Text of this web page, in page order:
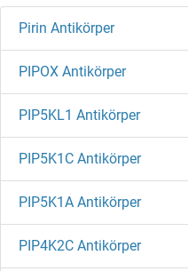
Pirin Antikörper
PIPOX Antikörper
PIP5KL1 Antikörper
PIP5K1C Antikörper
PIP5K1A Antikörper
PIP4K2C Antikörper